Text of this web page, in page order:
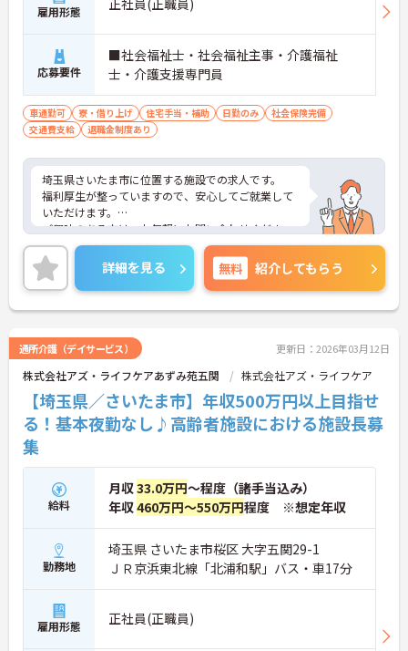
雇用形態 正社員(正職員)
応募要件
■社会福祉士・社会福祉主事・介護福祉
士・介護支援専門員
車通勤可 寮・借り上げ 住宅手当・補助 日勤のみ
社会保険完備
交通費支給
退職金制度あり
埼玉県さいたま市に位置する施設での求人です。
福利厚生が整っていますので、安心してご就業して
いただけます。
ご興味のある方は、お気軽にお問い合わせくださ
い。
詳細を見る 無料 紹介してもらう
通所介護（デイサービス） 更新日：2026年03月12日
株式会社アズ・ライフケアあずみ苑五関 株式会社アズ・ライフケア
【埼玉県／さいたま市】年収500万円以上目指せ
る！基本夜勤なし♪高齢者施設における施設長募
集
給料
月収33.0万円～程度（諸手当込み）
年収460万円～550万円程度 ※想定年収
勤務地
埼玉県 さいたま市桜区 大字五関29-1
ＪＲ京浜東北線「北浦和駅」バス・車17分
雇用形態 正社員(正職員)